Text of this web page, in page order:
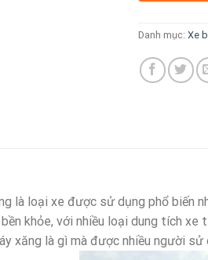
Danh mục: Xe
là loại xe được sử dụng phổ biến
khỏe, với nhiều loại dung tích
xăng là gì mà được nhiều người sử